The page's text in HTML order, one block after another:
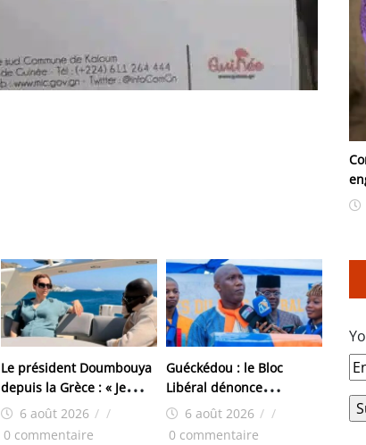
Le président Doumbouya
depuis la Grèce : « Je
reste, où que je sois, au
service exclusif de notre
6 août 2026 / /
0 commentaire
Guéckédou : le Bloc
Libéral dénonce
l’arrestation de trois de
ses responsables
6 août 2026 / /
0 commentaire